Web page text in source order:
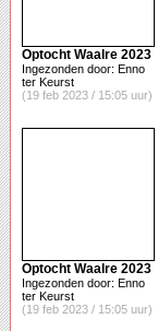
Optocht Waalre 2023
Ingezonden door: Enno
ter Keurst
(19 feb 2023 / 15:05 uur)
Optocht Waalre 2023
Ingezonden door: Enno
ter Keurst
(19 feb 2023 / 15:05 uur)